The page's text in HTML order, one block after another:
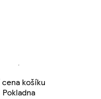
Aktuální cena košíku
košíku
Pokladna